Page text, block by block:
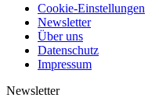
Cookie-Einstellungen
Newsletter
Über uns
Datenschutz
Impressum
Newsletter